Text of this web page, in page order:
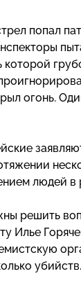
попал
которой
огонь.
людей в
решить
Илье
убийств.